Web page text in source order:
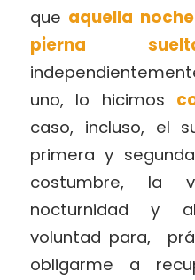
que aquella
pierna
uno, lo hicimos
caso, incluso, el
primera y
costumbre, la
nocturnidad y
voluntad para,
obligarme a